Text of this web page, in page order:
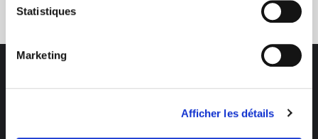
Statistiques
Marketing
Afficher les détails
Des professionnels à votre écoute